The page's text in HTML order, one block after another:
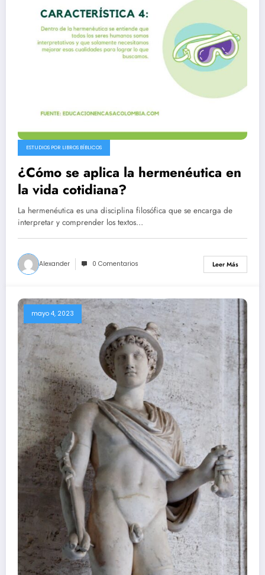
ESTUDIOS POR LIBROS BÍBLICOS
¿Cómo se aplica la hermenéutica en
la vida cotidiana?
La hermenéutica es una disciplina filosófica que se encarga de
interpretar y comprender los textos…
Alexander 0 Comentarios Leer Más
mayo 4, 2023